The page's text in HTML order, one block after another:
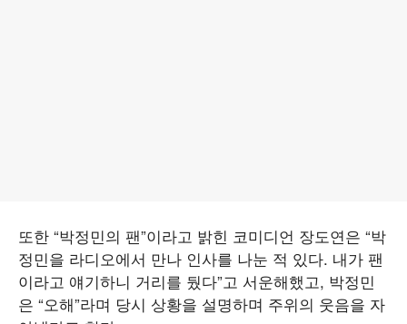
또한 “박정민의 팬”이라고 밝힌 코미디언 장도연은 “박
정민을 라디오에서 만나 인사를 나눈 적 있다. 내가 팬
이라고 얘기하니 거리를 뒀다”고 서운해했고, 박정민
은 “오해”라며 당시 상황을 설명하며 주위의 웃음을 자